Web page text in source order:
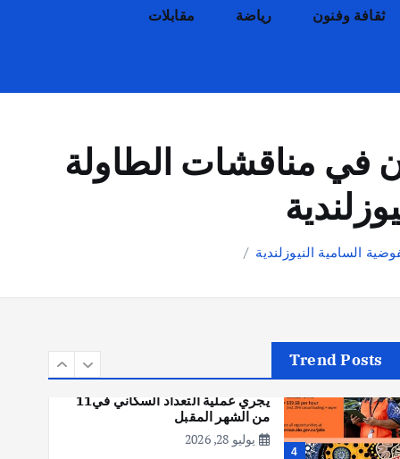
ثقافة وفنون رياضة مقابلات
في مناقشات الطاولة
السامية النيوزلندية
Trend Posts
أغسطس 3, 2026
أهم الأخبار جاليات غير مصنف
يوليو 30, 2026
هوي آن… مدينة الفوانيس وسحر
يوليو 30, 2026
4
مكتب الإحصاءات الأسترالي (ABS)
يجري عملية التعداد السكاني في11
من الشهر المقبل
يوليو 28, 2026